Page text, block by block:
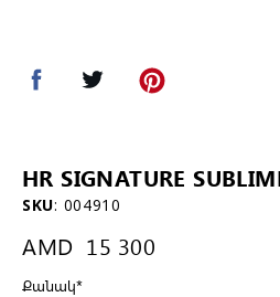
HR SIGNATURE
SKU: 004910
AMD 15 300
Քանակ*